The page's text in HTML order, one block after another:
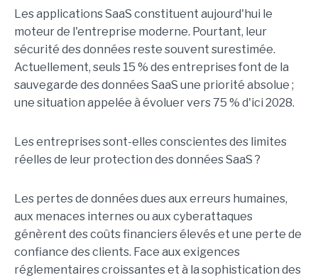
Les applications SaaS constituent aujourd'hui le
moteur de l'entreprise moderne. Pourtant, leur
sécurité des données reste souvent surestimée.
Actuellement, seuls 15 % des entreprises font de la
sauvegarde des données SaaS une priorité absolue ;
une situation appelée à évoluer vers 75 % d'ici 2028.
Les entreprises sont-elles conscientes des limites
réelles de leur protection des données SaaS ?
Les pertes de données dues aux erreurs humaines,
aux menaces internes ou aux cyberattaques
génèrent des coûts financiers élevés et une perte de
confiance des clients. Face aux exigences
réglementaires croissantes et à la sophistication des